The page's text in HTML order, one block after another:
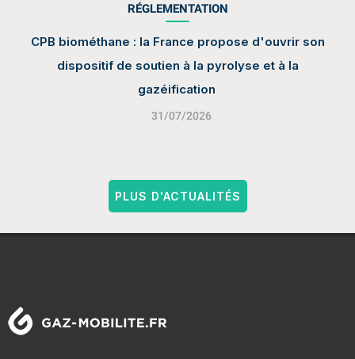
RÉGLEMENTATION
CPB biométhane : la France propose d'ouvrir son
dispositif de soutien à la pyrolyse et à la
gazéification
31/07/2026
PLUS D'ACTUALITÉS